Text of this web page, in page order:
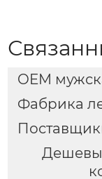
OEM
Фабрика